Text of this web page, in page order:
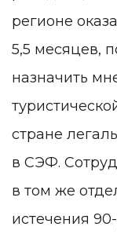
регионе
5,5 месяцев,
назначить
стране
в СЭФ.
в том же
истечения